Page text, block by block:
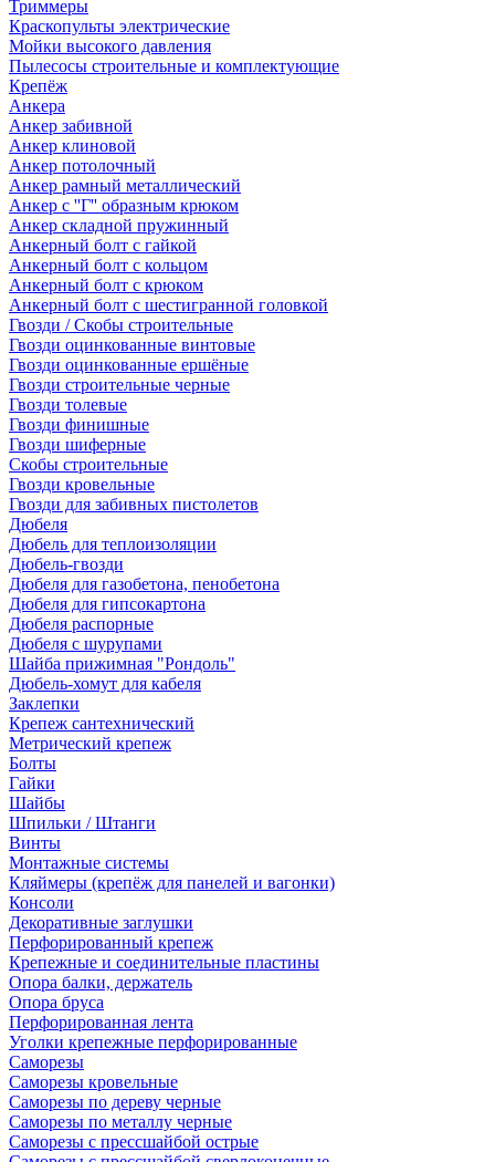
Триммеры
Краскопульты электрические
Мойки высокого давления
Пылесосы строительные и комплектующие
Крепёж
Анкера
Анкер забивной
Анкер клиновой
Анкер потолочный
Анкер рамный металлический
Анкер с ''Г'' образным крюком
Анкер складной пружинный
Анкерный болт с гайкой
Анкерный болт с кольцом
Анкерный болт с крюком
Анкерный болт с шестигранной головкой
Гвозди / Скобы строительные
Гвозди оцинкованные винтовые
Гвозди оцинкованные ершёные
Гвозди строительные черные
Гвозди толевые
Гвозди финишные
Гвозди шиферные
Скобы строительные
Гвозди кровельные
Гвозди для забивных пистолетов
Дюбеля
Дюбель для теплоизоляции
Дюбель-гвозди
Дюбеля для газобетона, пенобетона
Дюбеля для гипсокартона
Дюбеля распорные
Дюбеля с шурупами
Шайба прижимная "Рондоль"
Дюбель-хомут для кабеля
Заклепки
Крепеж сантехнический
Метрический крепеж
Болты
Гайки
Шайбы
Шпильки / Штанги
Винты
Монтажные системы
Кляймеры (крепёж для панелей и вагонки)
Консоли
Декоративные заглушки
Перфорированный крепеж
Крепежные и соединительные пластины
Опора балки, держатель
Опора бруса
Перфорированная лента
Уголки крепежные перфорированные
Саморезы
Саморезы кровельные
Саморезы по дереву черные
Саморезы по металлу черные
Саморезы с прессшайбой острые